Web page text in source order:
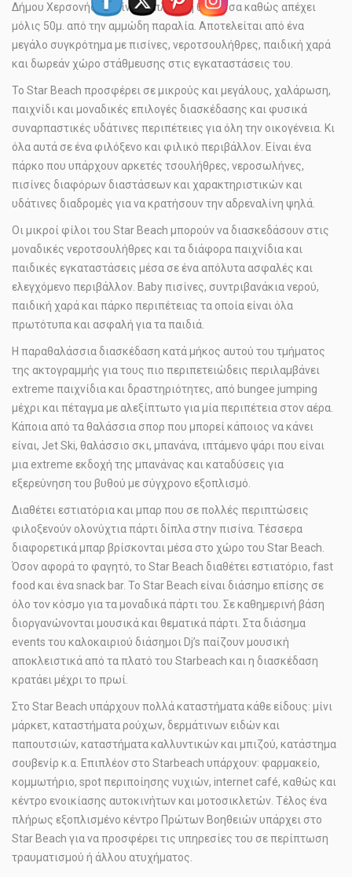
Δήμου Χερσονήσου. Είναι διπλα στη θάλασσα καθώς απέχει
μόλις 50μ. από την αμμώδη παραλία. Αποτελείται από ένα
μεγάλο συγκρότημα με πισίνες, νεροτσουλήθρες, παιδική χαρά
και δωρεάν χώρο στάθμευσης στις εγκαταστάσεις του.
Το Star Beach προσφέρει σε μικρούς και μεγάλους, χαλάρωση,
παιχνίδι και μοναδικές επιλογές διασκέδασης και φυσικά
συναρπαστικές υδάτινες περιπέτειες για όλη την οικογένεια. Κι
όλα αυτά σε ένα φιλόξενο και φιλικό περιβάλλον. Είναι ένα
πάρκο που υπάρχουν αρκετές τσουλήθρες, νεροσωλήνες,
πισίνες διαφόρων διαστάσεων και χαρακτηριστικών και
υδάτινες διαδρομές για να κρατήσουν την αδρεναλίνη ψηλά.
Οι μικροί φίλοι του Star Beach μπορούν να διασκεδάσουν στις
μοναδικές νεροτσουλήθρες και τα διάφορα παιχνίδια και
παιδικές εγκαταστάσεις μέσα σε ένα απόλυτα ασφαλές και
ελεγχόμενο περιβάλλον. Baby πισίνες, συντριβανάκια νερού,
παιδική χαρά και πάρκο περιπέτειας τα οποία είναι όλα
πρωτότυπα και ασφαλή για τα παιδιά.
Η παραθαλάσσια διασκέδαση κατά μήκος αυτού του τμήματος
της ακτογραμμής για τους πιο περιπετειώδεις περιλαμβάνει
extreme παιχνίδια και δραστηριότητες, από bungee jumping
μέχρι και πέταγμα με αλεξίπτωτο για μία περιπέτεια στον αέρα.
Κάποια από τα θαλάσσια σπορ που μπορεί κάποιος να κάνει
είναι, Jet Ski, θαλάσσιο σκι, μπανάνα, ιπτάμενο ψάρι που είναι
μια extreme εκδοχή της μπανάνας και καταδύσεις για
εξερεύνηση του βυθού με σύγχρονο εξοπλισμό.
Διαθέτει εστιατόρια και μπαρ που σε πολλές περιπτώσεις
φιλοξενούν ολονύχτια πάρτι δίπλα στην πισίνα. Τέσσερα
διαφορετικά μπαρ βρίσκονται μέσα στο χώρο του Star Βeach.
Όσον αφορά το φαγητό, το Star Beach διαθέτει εστιατόριο, fast
food και ένα snack bar. Το Star Beach είναι διάσημο επίσης σε
όλο τον κόσμο για τα μοναδικά πάρτι του. Σε καθημερινή βάση
διοργανώνονται μουσικά και θεματικά πάρτι. Στα διάσημα
events του καλοκαιριού διάσημοι Dj’s παίζουν μουσική
αποκλειστικά από τα πλατό του Starbeach και η διασκέδαση
κρατάει μέχρι το πρωί.
Στο Star Βeach υπάρχουν πολλά καταστήματα κάθε είδους: μίνι
μάρκετ, καταστήματα ρούχων, δερμάτινων ειδών και
παπουτσιών, καταστήματα καλλυντικών και μπιζού, κατάστημα
σουβενίρ κ.α. Επιπλέον στο Starbeach υπάρχουν: φαρμακείο,
κομμωτήριο, spot περιποίησης νυχιών, internet café, καθώς και
κέντρο ενοικίασης αυτοκινήτων και μοτοσικλετών. Τέλος ένα
πλήρως εξοπλισμένο κέντρο Πρώτων Βοηθειών υπάρχει στο
Star Βeach για να προσφέρει τις υπηρεσίες του σε περίπτωση
τραυματισμού ή άλλου ατυχήματος.